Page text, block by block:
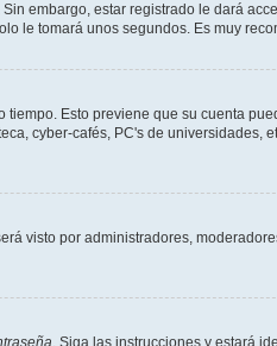
embargo, estar registrado le dará
le tomará unos segundos. Es muy
Esto previene que su cuenta
cyber-cafés, PC's de universidades,
visto por administradores,
. Siga las instrucciones y estará